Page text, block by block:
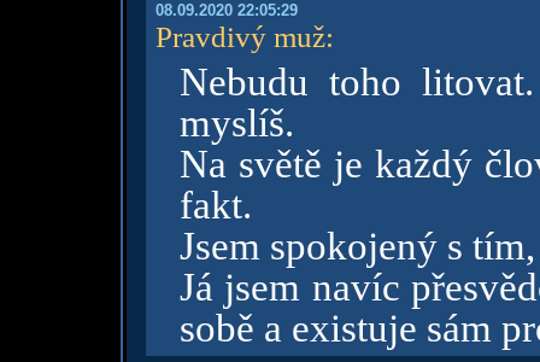
08.09.2020 22:05:29
Pravdivý muž:
Nebudu toho
myslíš.
Na světě je každý
fakt.
Jsem spokojený s
Já jsem navíc
sobě a existuje sám